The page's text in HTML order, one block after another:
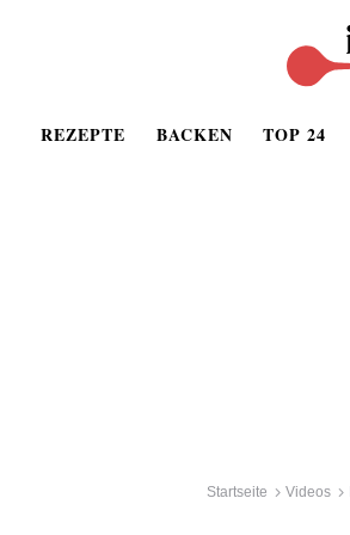
REZEPTE BACKEN TOP 24
Startseite Videos